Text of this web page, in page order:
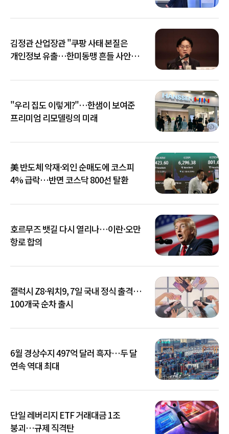
김정관 산업장관 "쿠팡 사태 본질은
개인정보 유출…한미동맹 흔들 사안
"우리 집도 이렇게?"…한샘이 보여준
프리미엄 리모델링의 미래
美 반도체 악재·외인 순매도에 코스피
4% 급락…반면 코스닥 800선 탈환
호르무즈 뱃길 다시 열리나…이란·오만
항로 합의
갤럭시 Z8·워치9, 7일 국내 정식 출격…
100개국 순차 출시
6월 경상수지 497억 달러 흑자…두 달
연속 역대 최대
단일 레버리지 ETF 거래대금 1조
붕괴…규제 직격탄